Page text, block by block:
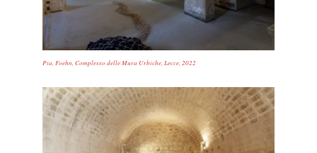
Pia, Foehn, Complesso delle Mura Urbiche, Lecce, 2022